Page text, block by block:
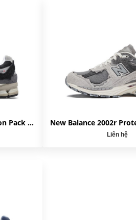
New Balance 2002r Protection Pack Black Grey M2002RDJ
Liên hệ